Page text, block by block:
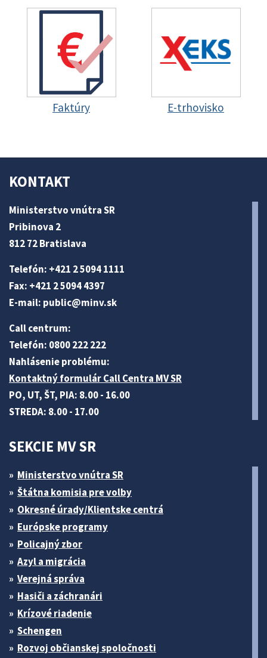
Faktúry E-trhovisko
KONTAKT
Ministerstvo vnútra SR
Pribinova 2
812 72 Bratislava
Telefón: +421 2 5094 1111
Fax: +421 2 5094 4397
E-mail: public@minv.sk
Call centrum:
Telefón: 0800 222 222
Nahlásenie problému:
Kontaktný formulár Call Centra MV SR
PO, UT, ŠT, PIA: 8.00 - 16.00
STREDA: 8.00 - 17.00
SEKCIE MV SR
Ministerstvo vnútra SR
Štátna komisia pre volby
Okresné úrady/Klientske centrá
Európske programy
Policajný zbor
Azyl a migrácia
Verejná správa
Hasiči a záchranári
Krízové riadenie
Schengen
Rozvoj občianskej spoločnosti